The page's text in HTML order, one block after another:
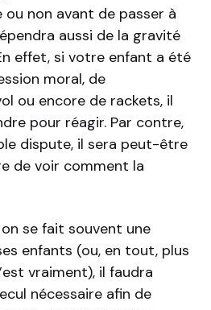
ou non avant de passer à
aussi de la gravité
effet, si votre enfant a été
moral, de
ou encore de rackets, il
pour réagir. Par contre,
dispute, il sera peut-être
de voir comment la
se fait souvent une
enfants (ou, en tout, plus
vraiment), il faudra
nécessaire afin de